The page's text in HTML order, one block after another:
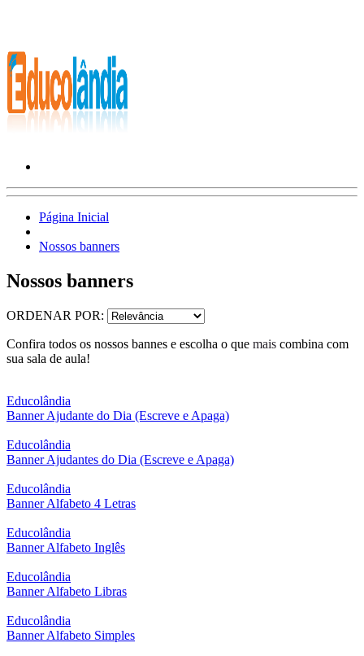
Página Inicial
Nossos banners
Nossos banners
ORDENAR POR:
Confira todos os nossos bannes e escolha o que mais combina com
sua sala de aula!
Educolândia
Banner Ajudante do Dia (Escreve e Apaga)
Educolândia
Banner Ajudantes do Dia (Escreve e Apaga)
Educolândia
Banner Alfabeto 4 Letras
Educolândia
Banner Alfabeto Inglês
Educolândia
Banner Alfabeto Libras
Educolândia
Banner Alfabeto Simples